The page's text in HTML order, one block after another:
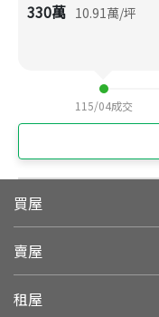
330萬 10.91萬/坪
115/04成交
買屋
賣屋
租屋